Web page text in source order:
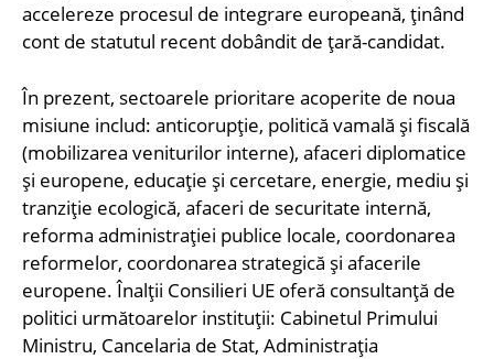
accelereze procesul de integrare europeană, ținând
cont de statutul recent dobândit de țară-candidat.
În prezent, sectoarele prioritare acoperite de noua
misiune includ: anticorupție, politică vamală și fiscală
(mobilizarea veniturilor interne), afaceri diplomatice
și europene, educație și cercetare, energie, mediu și
tranziție ecologică, afaceri de securitate internă,
reforma administrației publice locale, coordonarea
reformelor, coordonarea strategică și afacerile
europene. Înalții Consilieri UE oferă consultanță de
politici următoarelor instituții: Cabinetul Primului
Ministru, Cancelaria de Stat, Administrația